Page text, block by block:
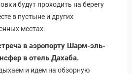
будут проходить на берегу
в пустыне и других
местах.
в аэропорту Шарм-эль-
в отель Дахаба.
и идем на обзорную